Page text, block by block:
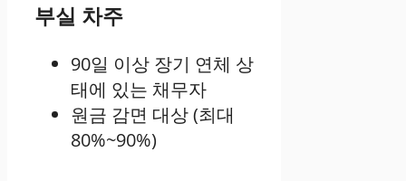
부실 차주
90일 이상 장기 연체 상
태에 있는 채무자
원금 감면 대상 (최대
80%~90%)